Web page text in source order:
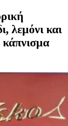
λεμόνι και